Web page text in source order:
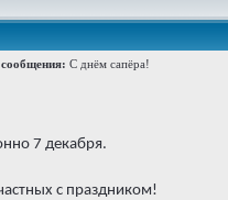
С днём сапёра!
7 декабря.
с праздником!